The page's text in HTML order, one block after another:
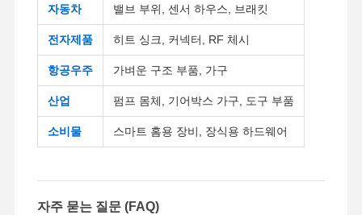
자동차 밸브 부위, 센서 하우스, 브래킷
전자제품 히트 싱크, 커넥터, RF 체시
항공우주 가벼운 구조 부품, 가구
산업 펌프 몸체, 기어박스 가구, 도구 부품
소비물 스마트 홈용 장비, 장식용 하드웨어
자주 묻는 질문 (FAQ)